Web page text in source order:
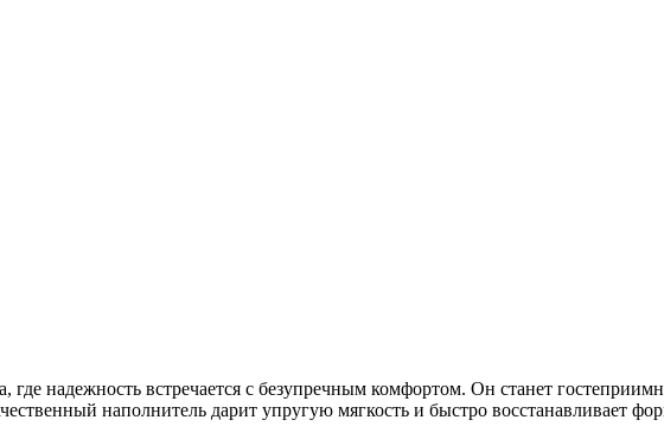
надежность встречается с безупречным комфортом. Он станет
наполнитель дарит упругую мягкость и быстро восстанавливает